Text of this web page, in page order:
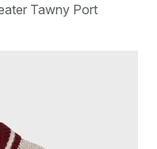
Tawny Port